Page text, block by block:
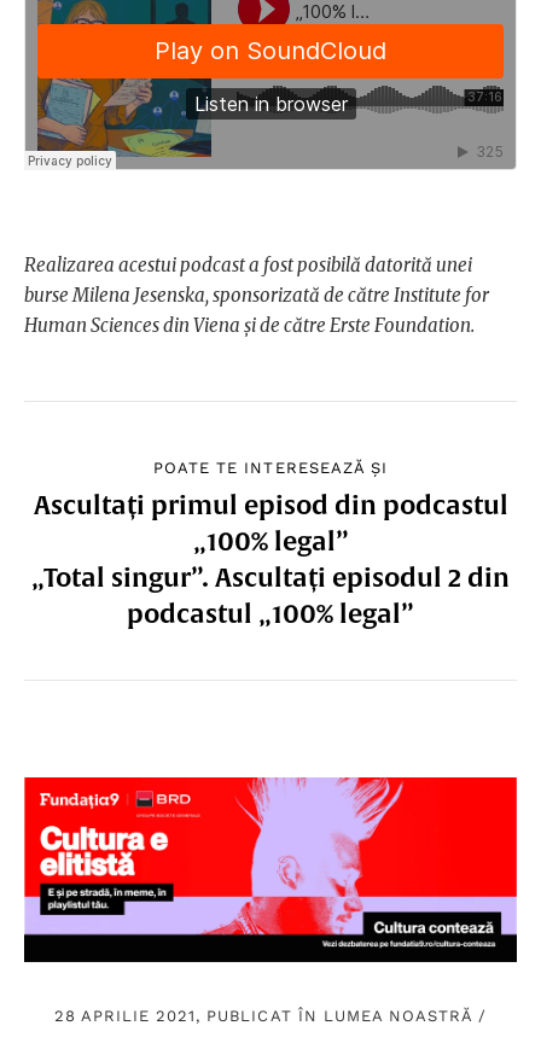
Realizarea acestui podcast a fost posibilă datorită unei
burse Milena Jesenska, sponsorizată de către Institute for
Human Sciences din Viena și de către Erste Foundation.
POATE TE INTERESEAZĂ ȘI
Ascultați primul episod din podcastul
„100% legal”
„Total singur”. Ascultați episodul 2 din
podcastul „100% legal”
28 APRILIE 2021, PUBLICAT ÎN LUMEA NOASTRĂ /